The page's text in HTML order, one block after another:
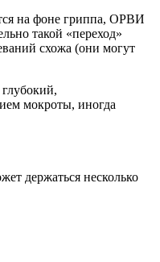
на фоне гриппа, ОРВИ
такой «переход»
схожа (они могут
мокроты, иногда
держаться несколько